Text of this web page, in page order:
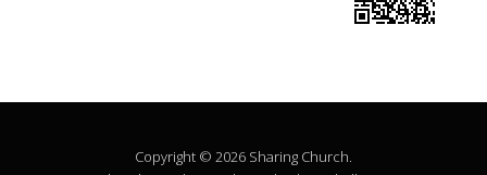
Copyright © 2026 Sharing Church.